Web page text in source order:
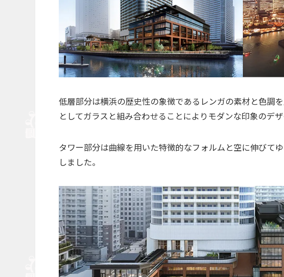
低層部分は横浜の歴史性の象徴であるレンガの素材と色調
としてガラスと組み合わせることによりモダンな印象のデザ
タワー部分は曲線を用いた特徴的なフォルムと空に伸びて
しました。